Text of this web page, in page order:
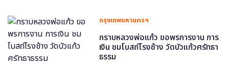
กรุงเทพมหานครฯ
กราบหลวงพ่อแก้ว ขอพรการงาน การ
เงิน ชมโบสถ์โรงช้าง วัดบัวแก้วศรัทธา
ธรรม